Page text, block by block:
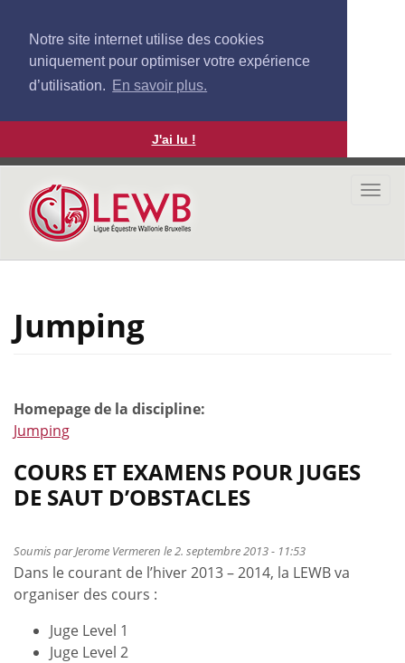
Notre site internet utilise des cookies
uniquement pour optimiser votre expérience
d’utilisation. En savoir plus.
J'ai lu !
Aller
contenu
principal
Jumping
Homepage de la discipline:
Jumping
COURS ET EXAMENS POUR JUGES
DE SAUT D’OBSTACLES
Soumis parJerome Vermeren le 2. septembre 2013 - 11:53
Dans le courant de l’hiver 2013 – 2014, la LEWB va
organiser des cours :
Juge Level 1
Juge Level 2